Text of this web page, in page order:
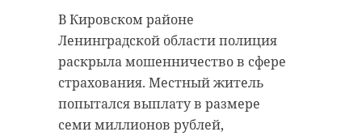
В Кировском районе
Ленинградской области полиция
раскрыла мошенничество в сфере
страхования. Местный житель
попытался выплату в размере
семи миллионов рублей,